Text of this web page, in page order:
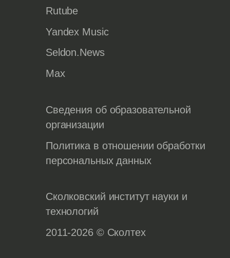
Rutube
Yandex Music
Seldon.News
Max
Сведения об образовательной
организации
Политика в отношении обработки
персональных данных
Сколковский институт науки и
технологий
2011-2026 © Сколтех